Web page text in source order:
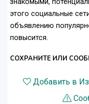
знакомыми,
этого социальные
объявлению
повысится.
СОХРАНИТЕ ИЛИ
Добавить в